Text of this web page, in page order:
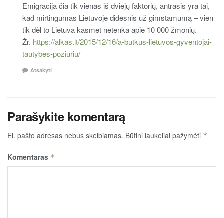
Emigracija čia tik vienas iš dviejų faktorių, antrasis yra tai,
kad mirtingumas Lietuvoje didesnis už gimstamumą – vien
tik dėl to Lietuva kasmet netenka apie 10 000 žmonių.
Žr. https://alkas.lt/2015/12/16/a-butkus-lietuvos-gyventojai-
tautybes-poziuriu/
Atsakyti
Parašykite komentarą
El. pašto adresas nebus skelbiamas. Būtini laukeliai pažymėti *
Komentaras *